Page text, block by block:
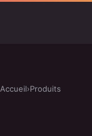
Accueil›Produits